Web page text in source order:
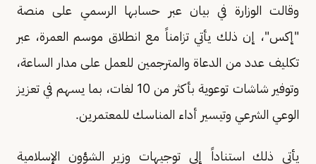
وقالت الوزارة في بيان عبر حسابها الرسمي على منصة
"إكس"، إن ذلك يأتي تزامناً مع انطلاق موسم العمرة، عبر
تكليف عدد من الدعاة والمترجمين للعمل على مدار الساعة،
وتوفير شاشات توعوية بأكثر من 10 لغات، بما يسهم في تعزيز
الوعي الشرعي وتيسير أداء المناسك للمعتمرين.
يأتي ذلك استناداً إلى توجيهات وزير الشؤون الإسلامية